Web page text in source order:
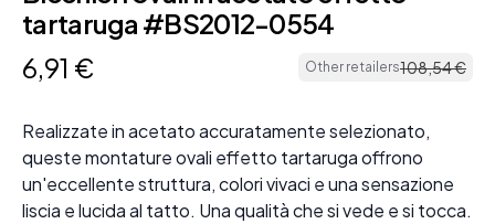
tartaruga #BS2012-0554
6,91 € Other retailers108,54€
Realizzate in acetato accuratamente selezionato,
queste montature ovali effetto tartaruga offrono
un'eccellente struttura, colori vivaci e una sensazione
liscia e lucida al tatto. Una qualità che si vede e si tocca.